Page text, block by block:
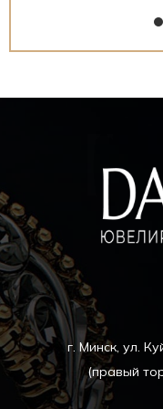
г. Минск, ул.
(правый